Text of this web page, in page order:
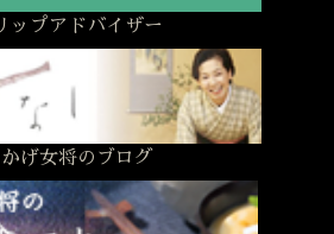
ップアドバイザー
げ女将のブログ